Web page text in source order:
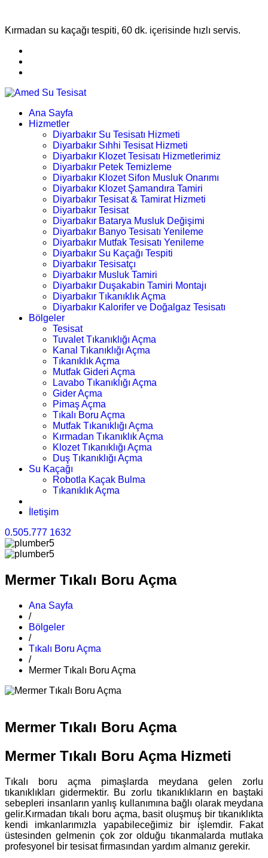
Kırmadan su kaçağı tespiti, 60 dk. içerisinde hızlı servis.
Ana Sayfa
Hizmetler
Diyarbakır Su Tesisatı Hizmeti
Diyarbakır Sıhhi Tesisat Hizmeti
Diyarbakır Klozet Tesisatı Hizmetlerimiz
Diyarbakır Petek Temizleme
Diyarbakır Klozet Sifon Musluk Onarımı
Diyarbakır Klozet Şamandıra Tamiri
Diyarbakır Tesisat & Tamirat Hizmeti
Diyarbakır Tesisat
Diyarbakır Batarya Musluk Değişimi
Diyarbakır Banyo Tesisatı Yenileme
Diyarbakır Mutfak Tesisatı Yenileme
Diyarbakır Su Kaçağı Tespiti
Diyarbakır Tesisatçı
Diyarbakır Musluk Tamiri
Diyarbakır Duşakabin Tamiri Montajı
Diyarbakır Tıkanıklık Açma
Diyarbakır Kalorifer ve Doğalgaz Tesisatı
Bölgeler
Tesisat
Tuvalet Tıkanıklığı Açma
Kanal Tıkanıklığı Açma
Tıkanıklık Açma
Mutfak Gideri Açma
Lavabo Tıkanıklığı Açma
Gider Açma
Pimaş Açma
Tıkalı Boru Açma
Mutfak Tıkanıklığı Açma
Kırmadan Tıkanıklık Açma
Klozet Tıkanıklığı Açma
Duş Tıkanıklığı Açma
Su Kaçağı
Robotla Kaçak Bulma
Tıkanıklık Açma
İletişim
0.505.777 1632
Mermer Tıkalı Boru Açma
Ana Sayfa
/
Bölgeler
/
Tıkalı Boru Açma
/
Mermer Tıkalı Boru Açma
Mermer Tıkalı Boru Açma
Mermer Tıkalı Boru Açma Hizmeti
Tıkalı boru açma pimaşlarda meydana gelen zorlu
tıkanıklıkları gidermektir. Bu zorlu tıkanıklıkların en baştaki
sebepleri insanların yanlış kullanımına bağlı olarak meydana
gelir.Kırmadan tıkalı boru açma, basit oluşmuş bir tıkanıklıkta
kendi imkanlarımızla yapabileceğimiz bir işlemdir. Fakat
üstesinden gelmenin çok zor olduğu tıkanmalarda mutlaka
profesyonel bir tesisat firmasından yardım almanız gerekir.